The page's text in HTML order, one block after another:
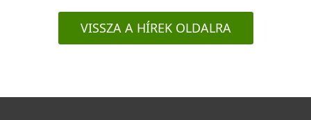
VISSZA A HÍREK OLDALRA